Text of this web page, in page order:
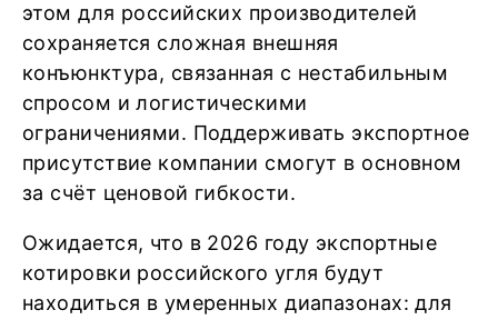
этом для российских производителей
сохраняется сложная внешняя
конъюнктура, связанная с нестабильным
спросом и логистическими
ограничениями. Поддерживать экспортное
присутствие компании смогут в основном
за счёт ценовой гибкости.
Ожидается, что в 2026 году экспортные
котировки российского угля будут
находиться в умеренных диапазонах: для